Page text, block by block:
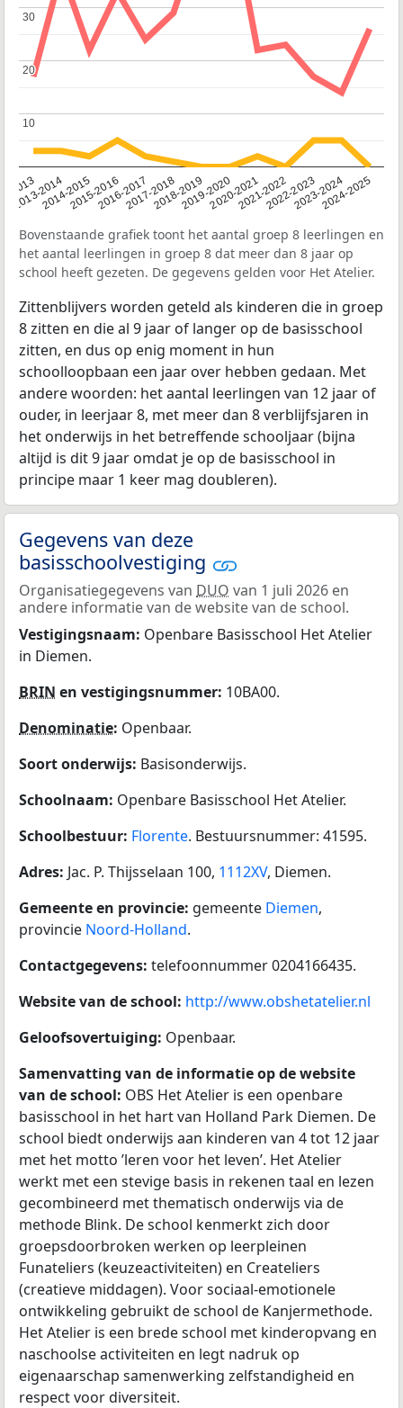
2013
2013-2014
2014-20152015-20162016-20172017-20182018-20192019-20202020-20212021-20222022-20232023-20242024-2025
10
10
20
20
30
30
Bovenstaande grafiek toont het aantal groep 8 leerlingen en
het aantal leerlingen in groep 8 dat meer dan 8 jaar op
school heeft gezeten. De gegevens gelden voor Het Atelier.
Zittenblijvers worden geteld als kinderen die in groep
8 zitten en die al 9 jaar of langer op de basisschool
zitten, en dus op enig moment in hun
schoolloopbaan een jaar over hebben gedaan. Met
andere woorden: het aantal leerlingen van 12 jaar of
ouder, in leerjaar 8, met meer dan 8 verblijfsjaren in
het onderwijs in het betreffende schooljaar (bijna
altijd is dit 9 jaar omdat je op de basisschool in
principe maar 1 keer mag doubleren).
Gegevens van deze
basisschoolvestiging
Organisatiegegevens van DUO van 1 juli 2026 en
andere informatie van de website van de school.
Vestigingsnaam: Openbare Basisschool Het Atelier
in Diemen.
BRIN en vestigingsnummer: 10BA00.
Denominatie: Openbaar.
Soort onderwijs: Basisonderwijs.
Schoolnaam: Openbare Basisschool Het Atelier.
Schoolbestuur: Florente. Bestuursnummer: 41595.
Adres: Jac. P. Thijsselaan 100, 1112XV, Diemen.
Gemeente en provincie: gemeente Diemen,
provincie Noord-Holland.
Contactgegevens: telefoonnummer 0204166435.
Website van de school: http://www.obshetatelier.nl
Geloofsovertuiging: Openbaar.
Samenvatting van de informatie op de website
van de school: OBS Het Atelier is een openbare
basisschool in het hart van Holland Park Diemen. De
school biedt onderwijs aan kinderen van 4 tot 12 jaar
met het motto ’leren voor het leven’. Het Atelier
werkt met een stevige basis in rekenen taal en lezen
gecombineerd met thematisch onderwijs via de
methode Blink. De school kenmerkt zich door
groepsdoorbroken werken op leerpleinen
Funateliers (keuzeactiviteiten) en Createliers
(creatieve middagen). Voor sociaal-emotionele
ontwikkeling gebruikt de school de Kanjermethode.
Het Atelier is een brede school met kinderopvang en
naschoolse activiteiten en legt nadruk op
eigenaarschap samenwerking zelfstandigheid en
respect voor diversiteit.